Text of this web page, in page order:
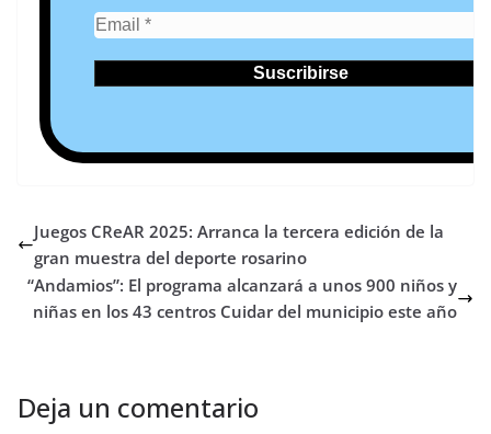
Juegos CReAR 2025: Arranca la tercera edición de la
gran muestra del deporte rosarino
“Andamios”: El programa alcanzará a unos 900 niños y
niñas en los 43 centros Cuidar del municipio este año
Deja un comentario